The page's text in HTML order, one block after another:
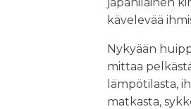
kävelevää
Nykyään
mittaa
lämpötilasta,
matkasta,